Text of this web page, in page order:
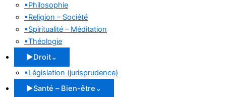
▪Philosophie
▪Religion – Société
▪Spiritualité – Méditation
▪Théologie
▶Droit⌄
▪Législation (jurisprudence)
▶Santé – Bien-être ⌄